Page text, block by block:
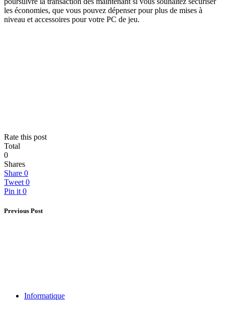
les économies, que vous pouvez dépenser pour plus de mises à
niveau et accessoires pour votre PC de jeu.
Rate this post
Total
0
Shares
Share 0
Tweet 0
Pin it 0
Previous Post
Informatique